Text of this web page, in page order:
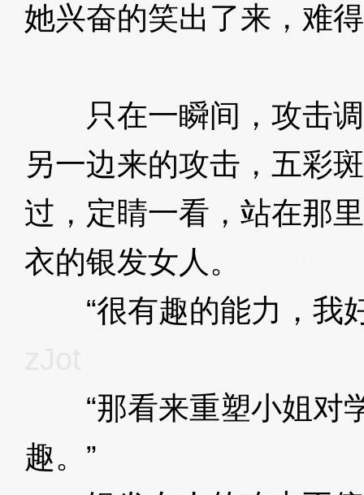
她兴奋的笑出了来，难
只在一瞬间，攻击调
另一边来的攻击，五彩
过，定睛一看，站在那
衣的银发女人。
“很有趣的能力，我
“那看来重塑小姐对
趣。”